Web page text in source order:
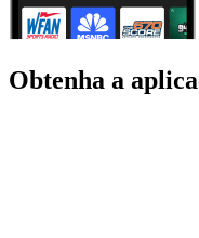
Obtenha a